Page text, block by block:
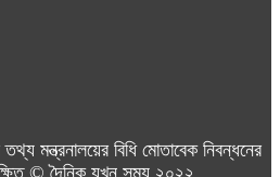
মন্ত্রনালয়ের বিধি মোতাবেক নিবন্ধনের